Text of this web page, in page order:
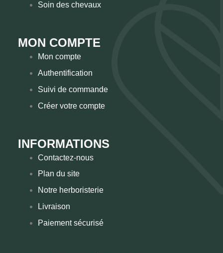
Soin des chevaux
MON COMPTE
Mon compte
Authentification
Suivi de commande
Créer votre compte
INFORMATIONS
Contactez-nous
Plan du site
Notre herboristerie
Livraison
Paiement sécurisé